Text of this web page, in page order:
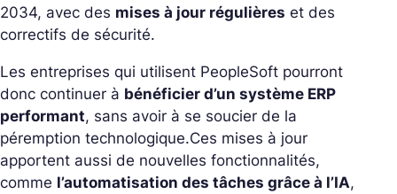
2034, avec des mises à jour régulières et des
correctifs de sécurité.
Les entreprises qui utilisent PeopleSoft pourront
donc continuer à bénéficier d’un système ERP
performant, sans avoir à se soucier de la
péremption technologique.Ces mises à jour
apportent aussi de nouvelles fonctionnalités,
comme l’automatisation des tâches grâce à l’IA,